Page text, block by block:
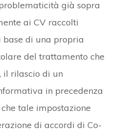
già sopra
ai CV raccolti
base di una propria
del trattamento che
il rilascio di un
in precedenza
tale impostazione
di accordi di Co-